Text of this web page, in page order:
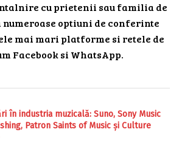
cu prietenii sau familia de
optiuni de conferinte
mai mari platforme si retele de
Facebook si WhatsApp.
în industria muzicală: Suno, Sony Music
Patron Saints of Music și Culture